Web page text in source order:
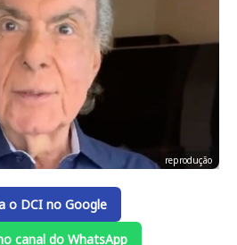
reprodução
o DCI no Google
canal do WhatsApp